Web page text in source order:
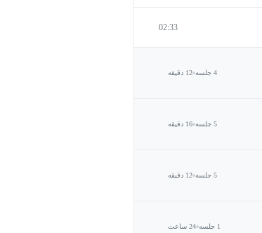
02:33
4 جلسه 12 دقیقه
5 جلسه 16 دقیقه
5 جلسه 12 دقیقه
1 جلسه 24 ساعت